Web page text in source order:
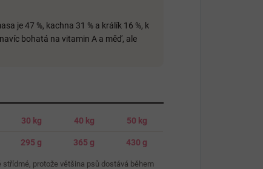
je 47 %, kachna 31 % a králík 16 %, k
bohatá na vitamin A a měď, ale
30 kg 40 kg 50 kg
295 g 365 g 430 g
protože většina psů dostává během